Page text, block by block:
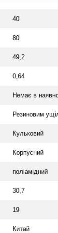
40
80
49,2
0,64
Немає в
Резиновим
Кульковий
Корпусний
поліамідний
30,7
19
Китай